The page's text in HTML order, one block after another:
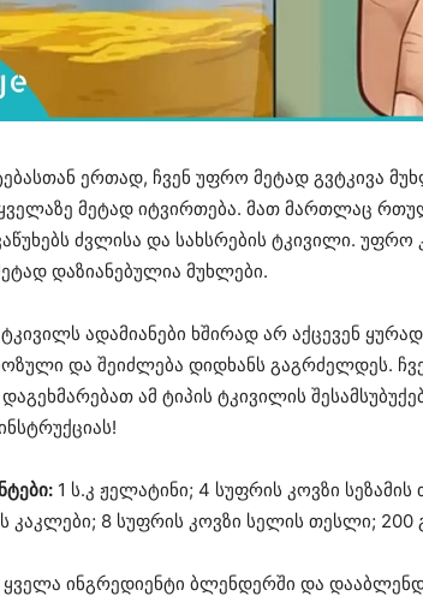
ერთად, ჩვენ უფრო მეტად გვტკივა
მეტად იტვირთება. მათ მართლაც
ძვლისა და სახსრების ტკივილი.
დაზიანებულია მუხლები.
ადამიანები ხშირად არ აქცევენ
და შეიძლება დიდხანს გაგრძელდეს.
ამ ტიპის ტკივილის
1 ს.კ ჟელატინი; 4 სუფრის კოვზი
კაკლები; 8 სუფრის კოვზი სელის თესლი;
ინგრედიენტი ბლენდერში და